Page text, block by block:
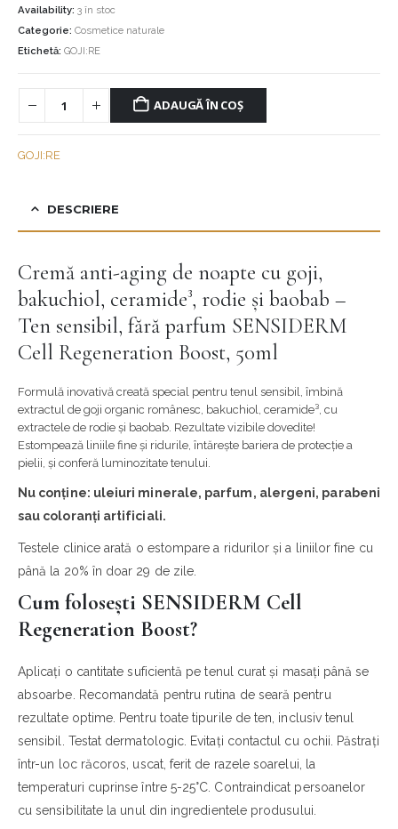
Availability: 3 în stoc
Categorie: Cosmetice naturale
Etichetă: GOJI:RE
ADAUGĂ ÎN COȘ
GOJI:RE
DESCRIERE
Cremă anti-aging de noapte cu goji,
bakuchiol, ceramide³, rodie și baobab –
Ten sensibil, fără parfum SENSIDERM
Cell Regeneration Boost, 50ml
Formulă inovativă creată special pentru tenul sensibil, îmbină
extractul de goji organic românesc, bakuchiol, ceramide³, cu
extractele de rodie și baobab. Rezultate vizibile dovedite!
Estompează liniile fine și ridurile, întărește bariera de protecție a
pielii, și conferă luminozitate tenului.
Nu conține: uleiuri minerale, parfum, alergeni, parabeni
sau coloranți artificiali.
Testele clinice arată o estompare a ridurilor și a liniilor fine cu
până la 20% în doar 29 de zile.
Cum folosești SENSIDERM Cell
Regeneration Boost?
Aplicați o cantitate suficientă pe tenul curat și masați până se
absoarbe. Recomandată pentru rutina de seară pentru
rezultate optime. Pentru toate tipurile de ten, inclusiv tenul
sensibil. Testat dermatologic. Evitați contactul cu ochii. Păstrați
într-un loc răcoros, uscat, ferit de razele soarelui, la
temperaturi cuprinse între 5-25°C. Contraindicat persoanelor
cu sensibilitate la unul din ingredientele produsului.